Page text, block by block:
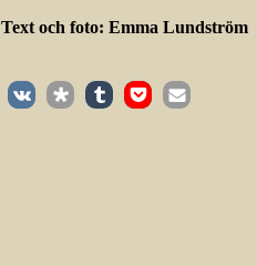
Text och foto: Emma Lundström